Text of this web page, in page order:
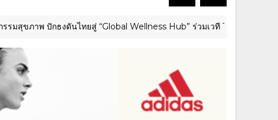
พ ปักธงดันไทยสู่ “Global Wellness Hub” ร่วมเวที The 8th SMART